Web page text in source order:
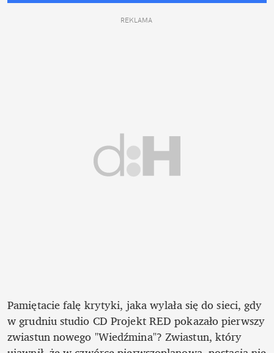
REKLAMA
Pamiętacie falę krytyki, jaka wylała się do sieci, gdy
w grudniu studio CD Projekt RED pokazało pierwszy
zwiastun nowego "Wiedźmina"? Zwiastun, który